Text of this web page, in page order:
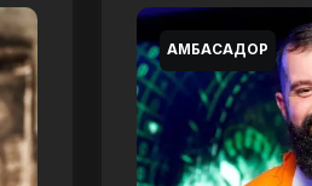
АМБАСАДОР